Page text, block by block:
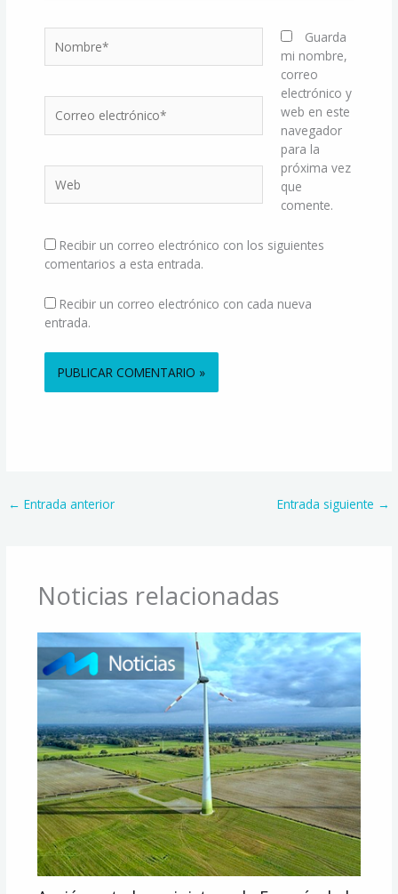
electrónico*
Guarda
mi nombre,
correo
electrónico y
web en este
navegador
para la
próxima vez
que
comente.
Recibir un correo electrónico con los siguientes
comentarios a esta entrada.
Recibir un correo electrónico con cada nueva
entrada.
← Entrada anterior Entrada siguiente →
Noticias relacionadas